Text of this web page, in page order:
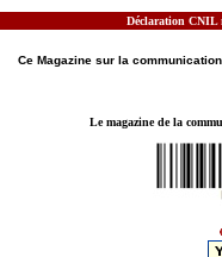
Déclaration CNIL
Ce Magazine sur la communication
Le magazine de la